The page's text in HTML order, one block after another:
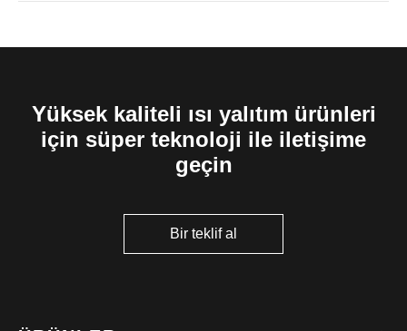
Yüksek kaliteli ısı yalıtım ürünleri
için süper teknoloji ile iletişime
geçin
Bir teklif al